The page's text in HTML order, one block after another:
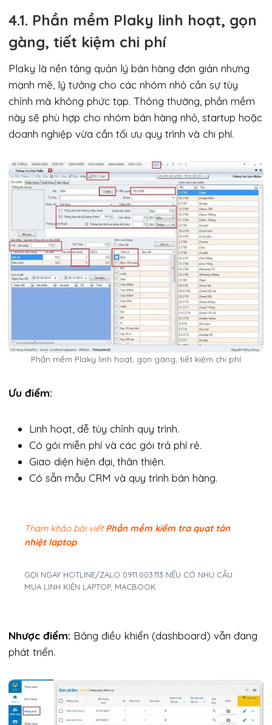
4.1. Phần mềm Plaky linh hoạt, gọn
gàng, tiết kiệm chi phí
Plaky là nền tảng quản lý bán hàng đơn giản nhưng
mạnh mẽ, lý tưởng cho các nhóm nhỏ cần sự tùy
chỉnh mà không phức tạp. Thông thường, phần mềm
này sẽ phù hợp cho nhóm bán hàng nhỏ, startup hoặc
doanh nghiệp vừa cần tối ưu quy trình và chi phí.
Phần mềm Plaky linh hoạt, gọn gàng, tiết kiệm chi phí
Ưu điểm:
Linh hoạt, dễ tùy chỉnh quy trình.
Có gói miễn phí và các gói trả phí rẻ.
Giao diện hiện đại, thân thiện.
Có sẵn mẫu CRM và quy trình bán hàng.
Tham khảo bài viếtPhần mềm kiểm tra quạt tản
nhiệt laptop​
GỌI NGAY HOTLINE/ZALO 0911.003.113 NẾU CÓ NHU CẦU
MUA LINH KIỆN LAPTOP, MACBOOK
Nhược điểm: Bảng điều khiển (dashboard) vẫn đang
phát triển.